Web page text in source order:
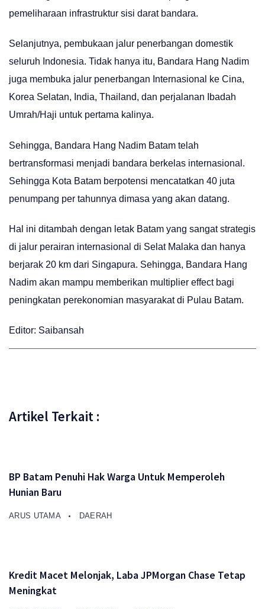
pemeliharaan infrastruktur sisi darat bandara.
Selanjutnya, pembukaan jalur penerbangan domestik
seluruh Indonesia. Tidak hanya itu, Bandara Hang Nadim
juga membuka jalur penerbangan Internasional ke Cina,
Korea Selatan, India, Thailand, dan perjalanan Ibadah
Umrah/Haji untuk pertama kalinya.
Sehingga, Bandara Hang Nadim Batam telah
bertransformasi menjadi bandara berkelas internasional.
Sehingga Kota Batam berpotensi mencatatkan 40 juta
penumpang per tahunnya dimasa yang akan datang.
Hal ini ditambah dengan letak Batam yang sangat strategis
di jalur perairan internasional di Selat Malaka dan hanya
berjarak 20 km dari Singapura. Sehingga, Bandara Hang
Nadim akan mampu memberikan multiplier effect bagi
peningkatan perekonomian masyarakat di Pulau Batam.
Editor: Saibansah
Artikel Terkait :
BP Batam Penuhi Hak Warga Untuk Memperoleh
Hunian Baru
ARUS UTAMA DAERAH
Kredit Macet Melonjak, Laba JPMorgan Chase Tetap
Meningkat